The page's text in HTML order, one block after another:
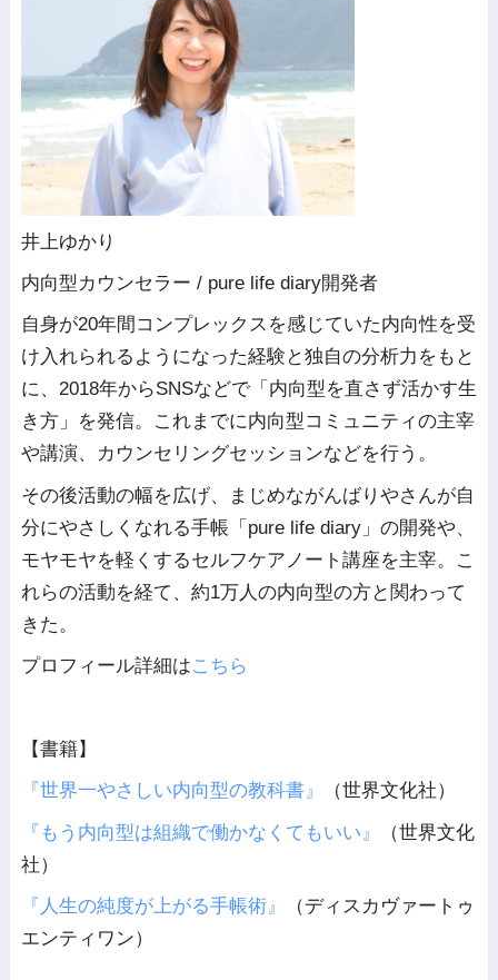
井上ゆかり
内向型カウンセラー / pure life diary開発者
自身が20年間コンプレックスを感じていた内向性を受
け入れられるようになった経験と独自の分析力をもと
に、2018年からSNSなどで「内向型を直さず活かす生
き方」を発信。これまでに内向型コミュニティの主宰
や講演、カウンセリングセッションなどを行う。
その後活動の幅を広げ、まじめながんばりやさんが自
分にやさしくなれる手帳「pure life diary」の開発や、
モヤモヤを軽くするセルフケアノート講座を主宰。こ
れらの活動を経て、約1万人の内向型の方と関わって
きた。
プロフィール詳細はこちら
【書籍】
『世界一やさしい内向型の教科書』
（世界文化社）
『もう内向型は組織で働かなくてもいい』
（世界文化
社）
『人生の純度が上がる手帳術』
（ディスカヴァートゥ
エンティワン）